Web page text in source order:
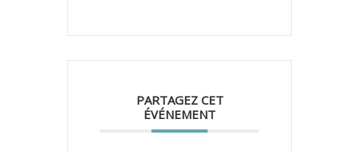
PARTAGEZ CET
ÉVÉNEMENT